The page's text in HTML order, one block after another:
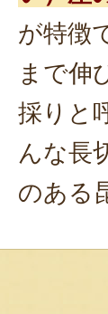
が特徴
まで伸
採りと
んな長
のある